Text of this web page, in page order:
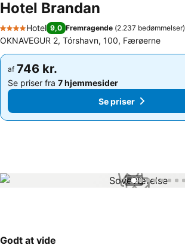
Hotel Brandan
4 Stjerner
Hotel 9,0 Fremragende (2.237 bedømmelser)
OKNAVEGUR 2, Tórshavn, 100, Færøerne
af 746 kr.
Se priser fra 7 hjemmesider
Se priser
af 746 kr.
Se priser fra 7 hjemmesider
Se priser
1 / 80
Godt at vide